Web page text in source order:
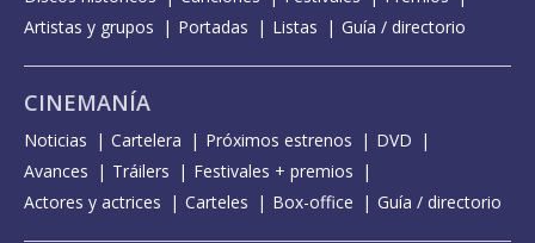
Artistas y grupos
Portadas Listas Guía / directorio
CINEMANÍA
Noticias Cartelera Próximos estrenos
DVD
Avances
Tráilers
Festivales + premios
Actores y actrices
Carteles Box-office Guía / directorio